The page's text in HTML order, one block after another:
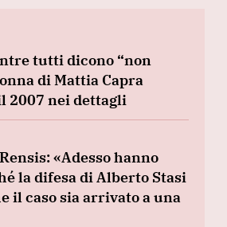
tutti dicono “non
di Mattia Capra
2007 nei dettagli
«Adesso hanno
la difesa di Alberto Stasi
il caso sia arrivato a una